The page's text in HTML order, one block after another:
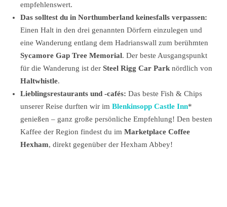
empfehlenswert.
Das solltest du in Northumberland keinesfalls verpassen:
Einen Halt in den drei genannten Dörfern einzulegen und
eine Wanderung entlang dem Hadrianswall zum berühmten
Sycamore Gap Tree Memorial. Der beste Ausgangspunkt
für die Wanderung ist der Steel Rigg Car Parknördlich von
Haltwhistle.
Lieblingsrestaurants und -cafés: Das beste Fish & Chips
unserer Reise durften wir im Blenkinsopp Castle Inn*
genießen – ganz große persönliche Empfehlung! Den besten
Kaffee der Region findest du im Marketplace Coffee
Hexham, direkt gegenüber der Hexham Abbey!